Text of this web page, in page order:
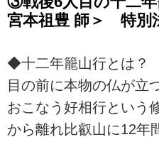
宮本祖豊 師＞ 特別
◆十二年籠山行とは？
目の前に本物の仏が立
おこなう好相行という
から離れ比叡山に12年